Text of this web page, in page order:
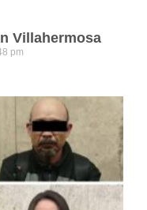
Villahermosa
pm